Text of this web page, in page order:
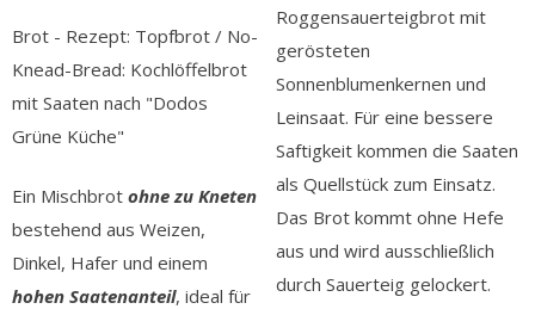
Brot - Rezept: Topfbrot / No-
Knead-Bread: Kochlöffelbrot
mit Saaten nach "Dodos
Grüne Küche"
Ein Mischbrot ohne zu Kneten
bestehend aus Weizen,
Dinkel, Hafer und einem
hohen Saatenanteil, ideal für
Roggensauerteigbrot mit
gerösteten
Sonnenblumenkernen und
Leinsaat. Für eine bessere
Saftigkeit kommen die Saaten
als Quellstück zum Einsatz.
Das Brot kommt ohne Hefe
aus und wird ausschließlich
durch Sauerteig gelockert.